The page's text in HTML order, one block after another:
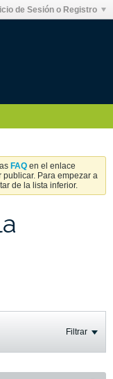
de Sesión o Registro
FAQ en el enlace
publicar. Para empezar a
de la lista inferior.
Filtrar